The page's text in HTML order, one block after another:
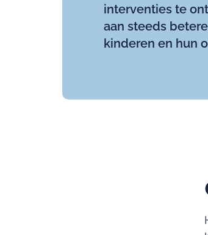
interventies te
aan steeds
kinderen en hun